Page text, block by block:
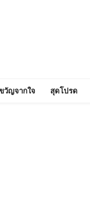
วัญจากใจ สุดโปรด